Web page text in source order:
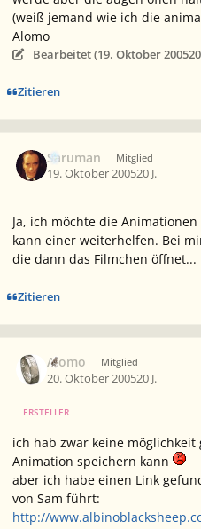
(weiß jemand wie ich die
Alomo
Bearbeitet (19. Oktober 2005
Zitieren
Saruman Mitglied
19. Oktober 200520 J.
Ja, ich möchte die
kann einer weiterhelfen. Bei
die dann das Filmchen öffnet...
Zitieren
Alomo Mitglied
20. Oktober 200520 J.
ERSTELLER
ich hab zwar keine
Animation speichern kann
aber ich habe einen Link
von Sam führt:
http://